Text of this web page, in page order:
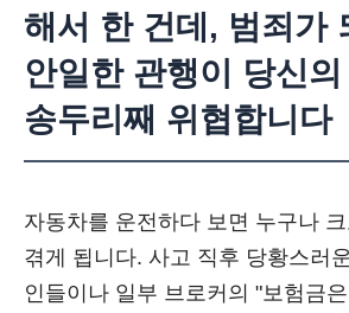
해서 한 건데, 범죄가
안일한 관행이 당신
송두리째 위협합니다
자동차를 운전하다 보면 누구나
겪게 됩니다. 사고 직후 당황스러
인들이나 일부 브로커의 "보험금